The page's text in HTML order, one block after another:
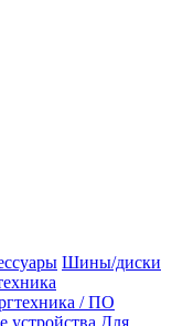
Шины/диски
/ ПО